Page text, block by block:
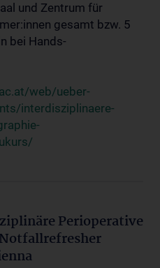
und Zentrum für
gesamt bzw. 5
bei Hands-
web/ueber-
interdisziplinaere-
Perioperative